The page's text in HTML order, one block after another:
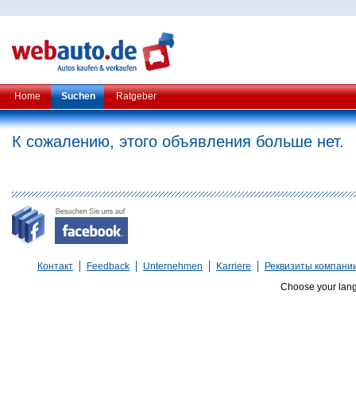
Home Suchen Ratgeber
К сожалению, этого объявления больше нет.
Контакт Feedback Unternehmen Karriere
Реквизиты
Choose your